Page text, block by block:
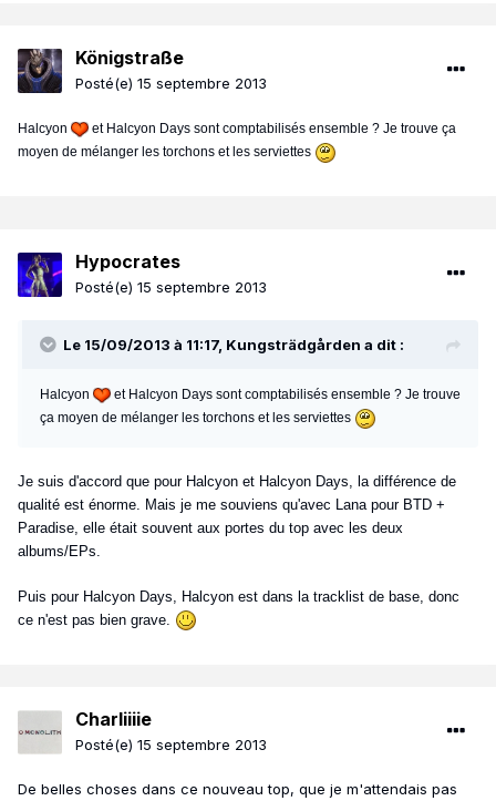
Königstraße
Posté(e) 15 septembre 2013
Halcyon
et Halcyon Days sont comptabilisés ensemble ? Je trouve ça
moyen de mélanger les torchons et les serviettes
Hypocrates
Posté(e) 15 septembre 2013
Le 15/09/2013 à 11:17, Kungsträdgården a dit :
Halcyon
et Halcyon Days sont comptabilisés ensemble ? Je trouve
ça moyen de mélanger les torchons et les serviettes
Je suis d'accord que pour Halcyon et Halcyon Days, la différence de
qualité est énorme. Mais je me souviens qu'avec Lana pour BTD +
Paradise, elle était souvent aux portes du top avec les deux
albums/EPs.
Puis pour Halcyon Days, Halcyon est dans la tracklist de base, donc
ce n'est pas bien grave.
Charliiiie
Posté(e) 15 septembre 2013
De belles choses dans ce nouveau top, que je m'attendais pas